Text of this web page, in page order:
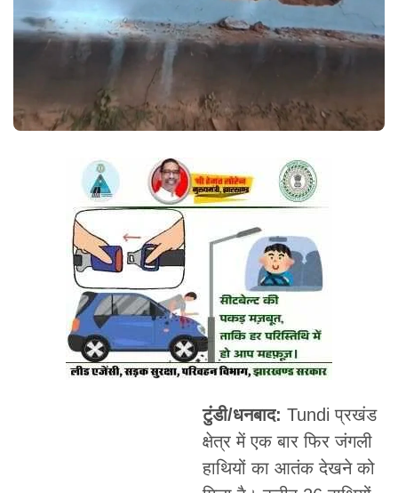
टुंडी/धनबाद: Tundi प्रखंड
क्षेत्र में एक बार फिर जंगली
हाथियों का आतंक देखने को